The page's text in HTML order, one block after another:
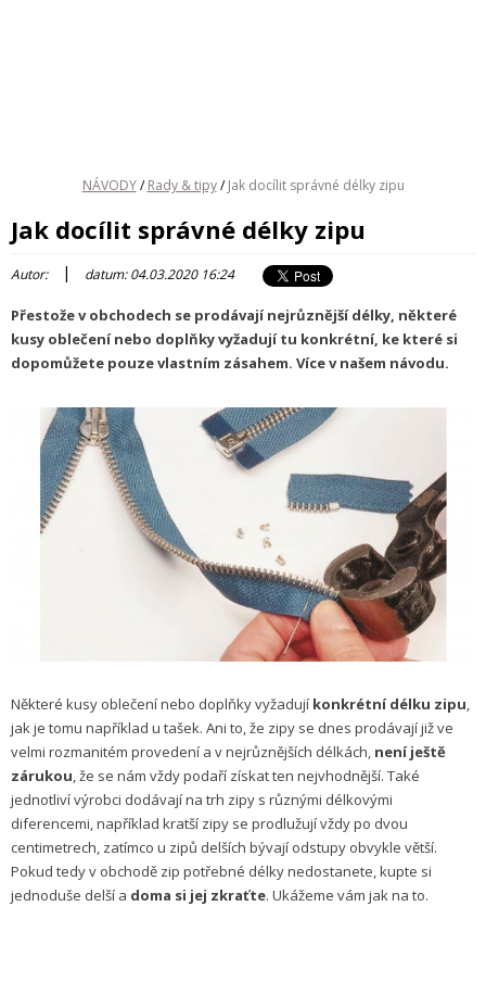
NÁVODY / Rady & tipy / Jak docílit správné délky zipu
Jak docílit správné délky zipu
Autor: | datum: 04.03.2020 16:24
Přestože v obchodech se prodávají nejrůznější délky, některé
kusy oblečení nebo doplňky vyžadují tu konkrétní, ke které si
dopomůžete pouze vlastním zásahem. Více v našem návodu.
Některé kusy oblečení nebo doplňky vyžadují konkrétní délku zipu,
jak je tomu například u tašek. Ani to, že zipy se dnes prodávají již ve
velmi rozmanitém provedení a v nejrůznějších délkách, není ještě
zárukou, že se nám vždy podaří získat ten nejvhodnější. Také
jednotliví výrobci dodávají na trh zipy s různými délkovými
diferencemi, například kratší zipy se prodlužují vždy po dvou
centimetrech, zatímco u zipů delších bývají odstupy obvykle větší.
Pokud tedy v obchodě zip potřebné délky nedostanete, kupte si
jednoduše delší a doma si jej zkraťte. Ukážeme vám jak na to.